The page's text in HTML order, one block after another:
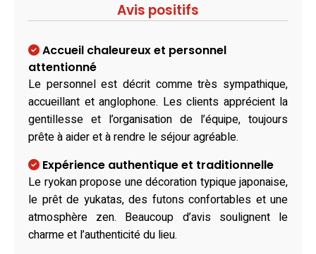
Avis positifs
Accueil chaleureux et personnel
attentionné
Le personnel est décrit comme très sympathique,
accueillant et anglophone. Les clients apprécient la
gentillesse et l’organisation de l’équipe, toujours
prête à aider et à rendre le séjour agréable.
Expérience authentique et traditionnelle
Le ryokan propose une décoration typique japonaise,
le prêt de yukatas, des futons confortables et une
atmosphère zen. Beaucoup d’avis soulignent le
charme et l’authenticité du lieu.